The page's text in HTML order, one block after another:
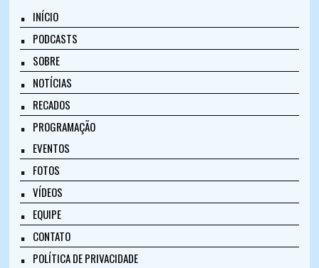
INÍCIO
PODCASTS
SOBRE
NOTÍCIAS
RECADOS
PROGRAMAÇÃO
EVENTOS
FOTOS
VÍDEOS
EQUIPE
CONTATO
POLÍTICA DE PRIVACIDADE